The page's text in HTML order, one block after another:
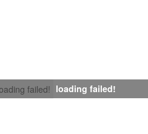
failed! loading failed!